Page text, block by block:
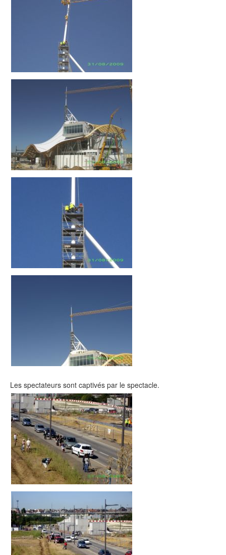
Les spectateurs sont captivés par le spectacle.